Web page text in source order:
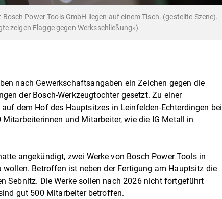
Power Tools GmbH liegen auf einem Tisch. (gestellte Szene).
zeigen Flagge gegen Werksschließung»)
nach Gewerkschaftsangaben ein Zeichen gegen die
der Bosch-Werkzeugtochter gesetzt. Zu einer
dem Hof des Hauptsitzes in Leinfelden-Echterdingen bei
und Mitarbeiter, wie die IG Metall in
angekündigt, zwei Werke von Bosch Power Tools in
Betroffen ist neben der Fertigung am Hauptsitz die
Sebnitz. Die Werke sollen nach 2026 nicht fortgeführt
gut 500 Mitarbeiter betroffen.